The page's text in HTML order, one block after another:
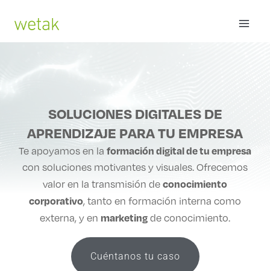
contenido
SOLUCIONES DIGITALES DE
APRENDIZAJE PARA TU EMPRESA
Te apoyamos en la formación digital de tu empresa
con soluciones motivantes y visuales. Ofrecemos
valor en la transmisión de conocimiento
corporativo, tanto en formación interna como
externa, y en marketing de conocimiento.
Cuéntanos tu caso